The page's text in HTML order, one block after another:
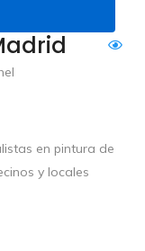
en pintura de
y locales